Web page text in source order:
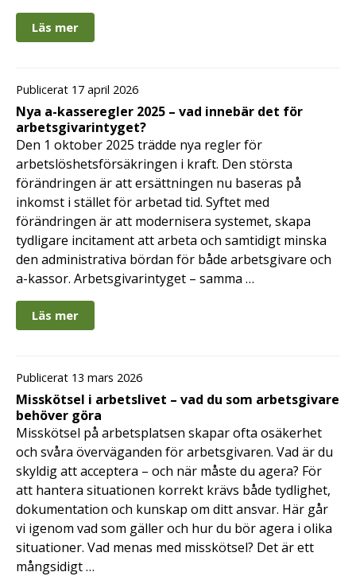
Läs mer
Publicerat 17 april 2026
Nya a-kasseregler 2025 – vad innebär det för
arbetsgivarintyget?
Den 1 oktober 2025 trädde nya regler för
arbetslöshetsförsäkringen i kraft. Den största
förändringen är att ersättningen nu baseras på
inkomst i stället för arbetad tid. Syftet med
förändringen är att modernisera systemet, skapa
tydligare incitament att arbeta och samtidigt minska
den administrativa bördan för både arbetsgivare och
a-kassor. Arbetsgivarintyget – samma …
Läs mer
Publicerat 13 mars 2026
Misskötsel i arbetslivet – vad du som arbetsgivare
behöver göra
Misskötsel på arbetsplatsen skapar ofta osäkerhet
och svåra överväganden för arbetsgivaren. Vad är du
skyldig att acceptera – och när måste du agera? För
att hantera situationen korrekt krävs både tydlighet,
dokumentation och kunskap om ditt ansvar. Här går
vi igenom vad som gäller och hur du bör agera i olika
situationer. Vad menas med misskötsel? Det är ett
mångsidigt …